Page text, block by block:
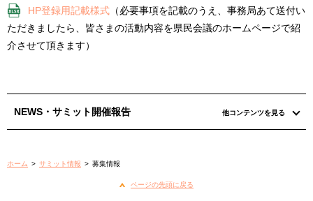
HP登録用記載様式 （必要事項を記載のうえ、事務局あて送付い
ただきましたら、皆さまの活動内容を県民会議のホームページで紹
介させて頂きます）
NEWS・サミット開催報告 他コンテンツを見る
ホーム > サミット情報 > 募集情報
ページの先頭に戻る